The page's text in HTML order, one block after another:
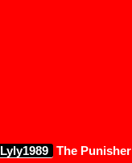
Lyly1989 The